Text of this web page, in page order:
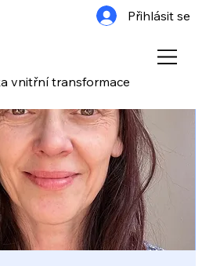
vnitřní transformace
Přihlásit se